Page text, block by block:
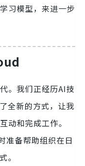
习模型，来进一步
。我们正经历AI技
全新的方式，让我
动和完成工作。
备帮助组织在日
。